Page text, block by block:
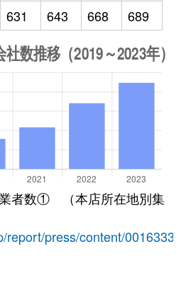
631 643 668 689
者数① （本店所在地別集
report/press/content/